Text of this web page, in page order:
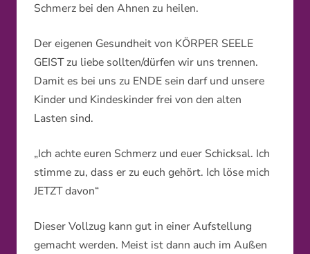
Schmerz bei den Ahnen zu heilen.
Der eigenen Gesundheit von KÖRPER SEELE
GEIST zu liebe sollten/dürfen wir uns trennen.
Damit es bei uns zu ENDE sein darf und unsere
Kinder und Kindeskinder frei von den alten
Lasten sind.
„Ich achte euren Schmerz und euer Schicksal. Ich
stimme zu, dass erzu euch gehört. Ich löse mich
JETZT davon“
Dieser Vollzug kann gut in einer Aufstellung
gemacht werden. Meist ist dann auch im Außen